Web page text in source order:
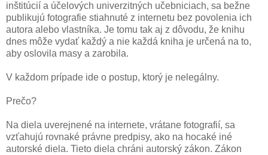
inštitúcií a účelových univerzitných učebniciach, sa bežne
publikujú fotografie stiahnuté z internetu bez povolenia ich
autora alebo vlastníka. Je tomu tak aj z dôvodu, že knihu
dnes môže vydať každý a nie každá kniha je určená na to,
aby oslovila masy a zarobila.
V každom prípade ide o postup, ktorý je nelegálny.
Prečo?
Na diela uverejnené na internete, vrátane fotografií, sa
vzťahujú rovnaké právne predpisy, ako na hocaké iné
autorské diela. Tieto diela chráni autorský zákon. Zákon